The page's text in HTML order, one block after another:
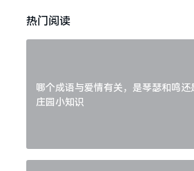
热门阅读
哪个成语与爱情有关，是琴瑟和鸣还
庄园小知识